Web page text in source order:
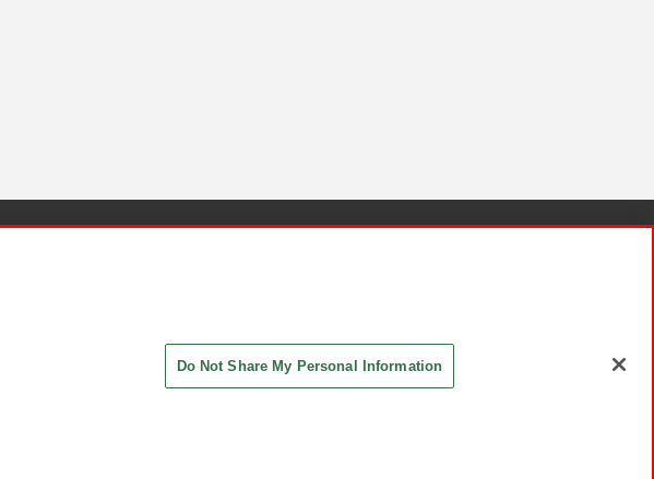
Do Not Share My Personal Information